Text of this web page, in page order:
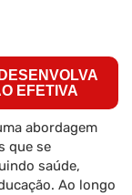
EFETIVA
abordagem
que se
saúde,
Ao longo